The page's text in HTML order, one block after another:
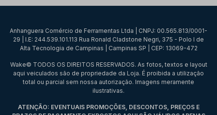
Anhanguera Comércio de Ferramentas Ltda | CNPJ: 00.565.813/0001-
29 | I.E: 244.539.101.113 Rua Ronald Cladstone Negri, 375 - Polo I de
Alta Tecnologia de Campinas | Campinas SP | CEP: 13069-472
Wake© TODOS OS DIREITOS RESERVADOS. As fotos, textos e layout
aqui veiculados são de propriedade da Loja. É proibida a utilização
total ou parcial sem nossa autorização. Imagens meramente
ilustrativas.
ATENÇÃO: EVENTUAIS PROMOÇÕES, DESCONTOS, PREÇOS E